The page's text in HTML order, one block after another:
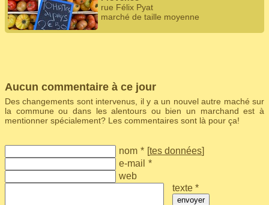
rue Félix Pyat
marché de taille moyenne
Aucun commentaire à ce jour
Des changements sont intervenus, il y a un nouvel autre maché sur
la commune ou dans les alentours ou bien un marchand est à
mentionner spécialement? Les commentaires sont là pour ça!
nom * [tes données]
e-mail *
web
texte *
envoyer